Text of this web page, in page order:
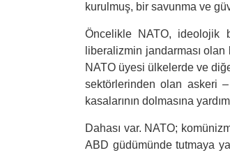
kurulmuş, bir savunma ve
Öncelikle NATO, ideolojik
liberalizmin jandarması olan
NATO üyesi ülkelerde ve
sektörlerinden olan askeri
kasalarının dolmasına
Dahası var. NATO;
ABD güdümünde tutmaya